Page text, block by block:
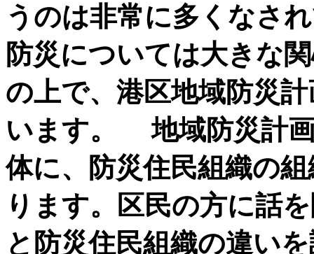
うのは非常に多くなさ
防災については大きな
の上で、港区地域防災
います。 地域防災計
体に、防災住民組織の
ります。区民の方に話
と防災住民組織の違い